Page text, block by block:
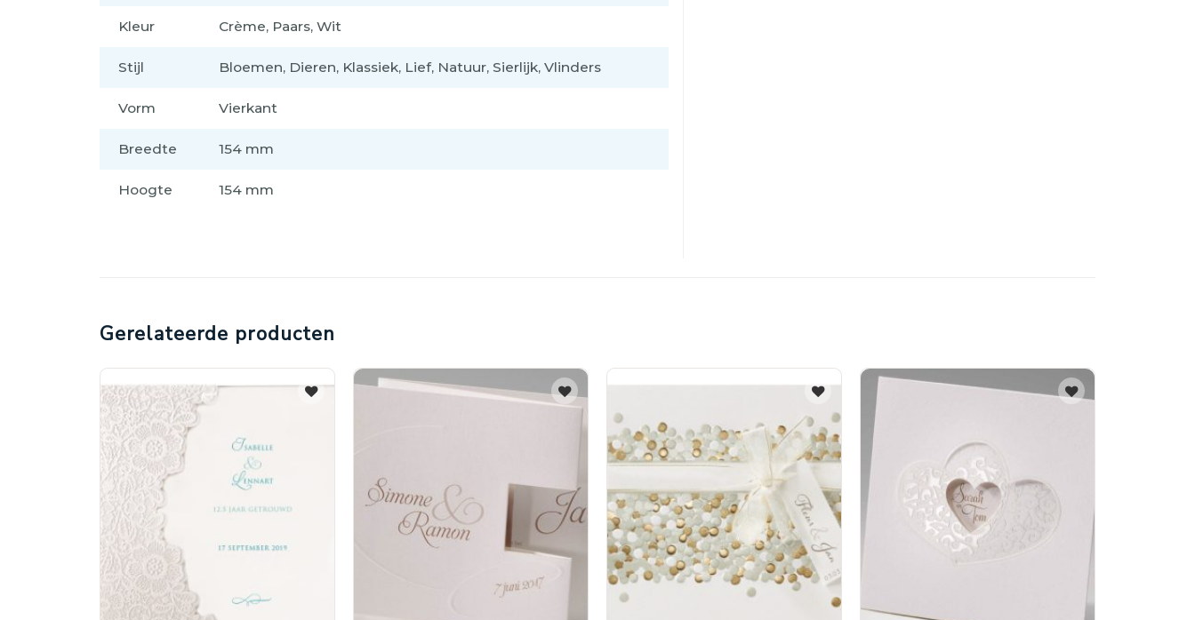
Kleur Crème, Paars, Wit
Stijl Bloemen, Dieren, Klassiek, Lief, Natuur, Sierlijk, Vlinders
Vorm Vierkant
Breedte 154 mm
Hoogte 154 mm
Gerelateerde producten